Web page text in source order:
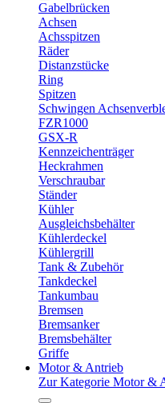
Gabelbrücken
Achsen
Achsspitzen
Räder
Distanzstücke
Ring
Spitzen
Schwingen
FZR1000
GSX-R
Kennzeichenträger
Heckrahmen
Verschraubar
Ständer
Kühler
Ausgleichsbehälter
Kühlerdeckel
Kühlergrill
Tank & Zubehör
Tankdeckel
Tankumbau
Bremsen
Bremsanker
Bremsbehälter
Griffe
Motor & Antrieb
Zur Kategorie Motor &